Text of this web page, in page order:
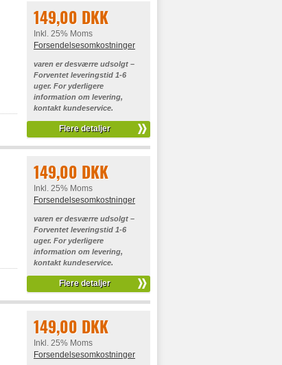
149,00 DKK
Inkl. 25% Moms
Forsendelsesomkostninger
varen er desværre udsolgt –
Forventet leveringstid 1-6
uger. For yderligere
information om levering,
kontakt kundeservice.
Flere detaljer
149,00 DKK
Inkl. 25% Moms
Forsendelsesomkostninger
varen er desværre udsolgt –
Forventet leveringstid 1-6
uger. For yderligere
information om levering,
kontakt kundeservice.
Flere detaljer
149,00 DKK
Inkl. 25% Moms
Forsendelsesomkostninger